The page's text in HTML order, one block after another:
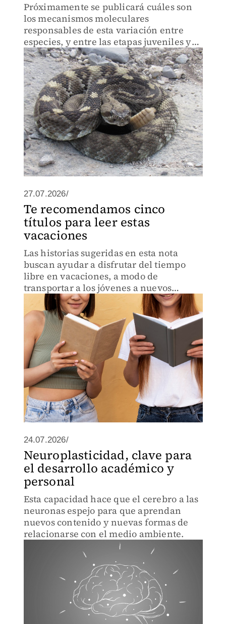
Próximamente se publicará cuáles son
los mecanismos moleculares
responsables de esta variación entre
especies, y entre las etapas juveniles y
adultas.
27.07.2026/
Te recomendamos cinco
títulos para leer estas
vacaciones
Las historias sugeridas en esta nota
buscan ayudar a disfrutar del tiempo
libre en vacaciones, a modo de
transportar a los jóvenes a nuevos
mundos y a reflexiones.
24.07.2026/
Neuroplasticidad, clave para
el desarrollo académico y
personal
Esta capacidad hace que el cerebro a las
neuronas espejo para que aprendan
nuevos contenido y nuevas formas de
relacionarse con el medio ambiente.